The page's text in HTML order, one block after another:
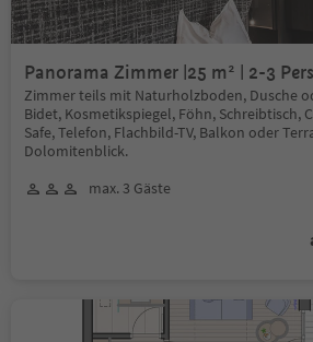
Panorama Zimmer |25 m² | 2-3
Zimmer teils mit Naturholzboden, Dusche
Bidet, Kosmetikspiegel, Föhn, Schreibtisch,
Safe, Telefon, Flachbild-TV, Balkon oder
Dolomitenblick.
max. 3 Gäste